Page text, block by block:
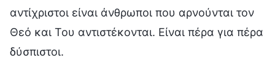
αντίχριστοι είναι άνθρωποι που αρνούνται τον
Θεό και Του αντιστέκονται. Είναι πέρα για πέρα
δύσπιστοι.